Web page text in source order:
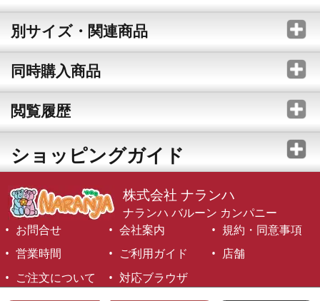
別サイズ・関連商品
同時購入商品
閲覧履歴
ショッピングガイド
株式会社 ナランハ
ナランハ バルーン カンパニー
お問合せ
会社案内
規約・同意事項
営業時間
ご利用ガイド
店舗
ご注文について
対応ブラウザ